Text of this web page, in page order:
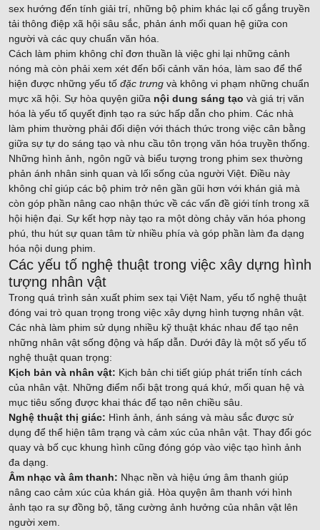
sex hướng đến tính giải trí, những bộ phim khác lại cố gắng truyền
tải thông điệp xã hội sâu sắc, phản ánh mối quan hệ giữa con
người và các quy chuẩn văn hóa.
Cách làm phim không chỉ đơn thuần là việc ghi lại những cảnh
nóng mà còn phải xem xét đến bối cảnh văn hóa, làm sao để thể
hiện được những yếu tố đặc trưng và không vi phạm những chuẩn
mực xã hội. Sự hòa quyện giữa nội dung sáng tạo và giá trị văn
hóa là yếu tố quyết định tạo ra sức hấp dẫn cho phim. Các nhà
làm phim thường phải đối diện với thách thức trong việc cân bằng
giữa sự tự do sáng tạo và nhu cầu tôn trọng văn hóa truyền thống.
Những hình ảnh, ngôn ngữ và biểu tượng trong phim sex thường
phản ánh nhân sinh quan và lối sống của người Việt. Điều này
không chỉ giúp các bộ phim trở nên gần gũi hơn với khán giả mà
còn góp phần nâng cao nhận thức về các vấn đề giới tính trong xã
hội hiện đại. Sự kết hợp này tạo ra một dòng chảy văn hóa phong
phú, thu hút sự quan tâm từ nhiều phía và góp phần làm đa dạng
hóa nội dung phim.
Các yếu tố nghệ thuật trong việc xây dựng hình
tượng nhân vật
Trong quá trình sản xuất phim sex tại Việt Nam, yếu tố nghệ thuật
đóng vai trò quan trọng trong việc xây dựng hình tượng nhân vật.
Các nhà làm phim sử dụng nhiều kỹ thuật khác nhau để tạo nên
những nhân vật sống động và hấp dẫn. Dưới đây là một số yếu tố
nghệ thuật quan trọng:
Kịch bản và nhân vật: Kịch bản chi tiết giúp phát triển tính cách
của nhân vật. Những điểm nổi bật trong quá khứ, mối quan hệ và
mục tiêu sống được khai thác để tạo nên chiều sâu.
Nghệ thuật thị giác: Hình ảnh, ánh sáng và màu sắc được sử
dụng để thể hiện tâm trạng và cảm xúc của nhân vật. Thay đổi góc
quay và bố cục khung hình cũng đóng góp vào việc tạo hình ảnh
đa dạng.
Âm nhạc và âm thanh: Nhạc nền và hiệu ứng âm thanh giúp
nâng cao cảm xúc của khán giả. Hòa quyện âm thanh với hình
ảnh tạo ra sự đồng bộ, tăng cường ảnh hưởng của nhân vật lên
người xem.